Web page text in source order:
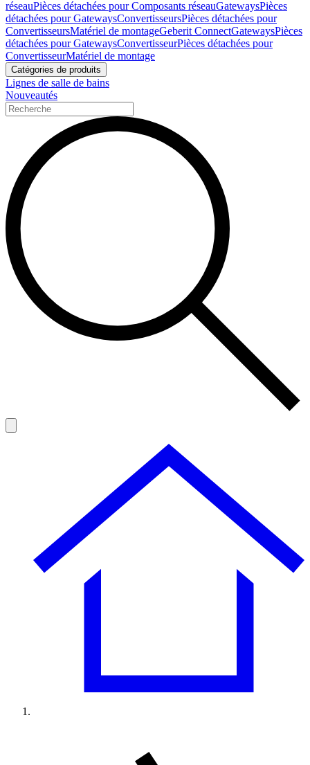
réseauPièces détachées pour Composants réseauGatewaysPièces
détachées pour GatewaysConvertisseursPièces détachées pour
ConvertisseursMatériel de montageGeberit ConnectGatewaysPièces
détachées pour GatewaysConvertisseurPièces détachées pour
ConvertisseurMatériel de montage
Catégories de produits
Lignes de salle de bains
Nouveautés